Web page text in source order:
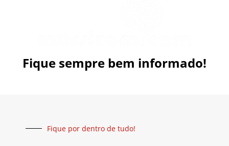
Fique sempre bem informado!
Fique por dentro de tudo!